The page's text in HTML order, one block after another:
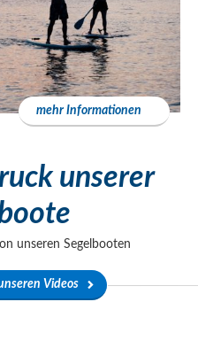
mehr Informationen
unserer
unseren Segelbooten
Videos